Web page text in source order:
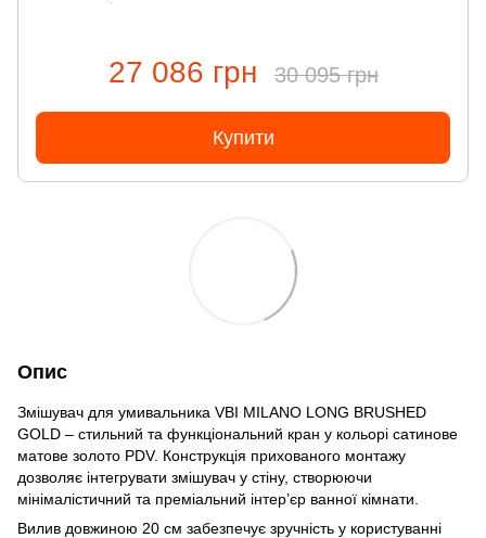
27 086 грн 30 095 грн
Купити
Опис
Змішувач для умивальника VBI MILANO LONG BRUSHED
GOLD – стильний та функціональний кран у кольорі сатинове
матове золото PDV. Конструкція прихованого монтажу
дозволяє інтегрувати змішувач у стіну, створюючи
мінімалістичний та преміальний інтер’єр ванної кімнати.
Вилив довжиною 20 см забезпечує зручність у користуванні